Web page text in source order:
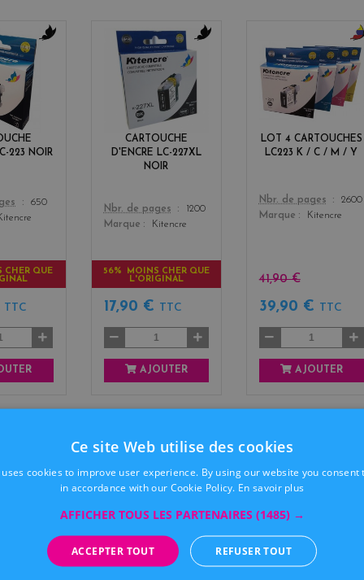
223 NOIR
650
CHER QUE
TTC
CARTOUCHE
D'ENCRE LC-227XL
NOIR
Color
b
a
k
Nbr. de pages
1200
Marque
Kitencre
56% MOINS CHER QUE
L'ORIGINAL
17,90 € TTC
AJOUTER
LOT 4 CARTOUCHES
LC223 K / C / M / Y
Color
b
l
a
c
3
Nbr. de pages
2600
Marque
Kitencre
41,90 €
39,90 € TTC
AJOUTER
Ce site Web utilise des cookies
cookies to improve user experience. By using our website you consent
in accordance with our Cookie Policy. En savoir plus
AFFICHER TOUS LES PARTENAIRES (1485) →
ACCEPTER TOUT REFUSER TOUT